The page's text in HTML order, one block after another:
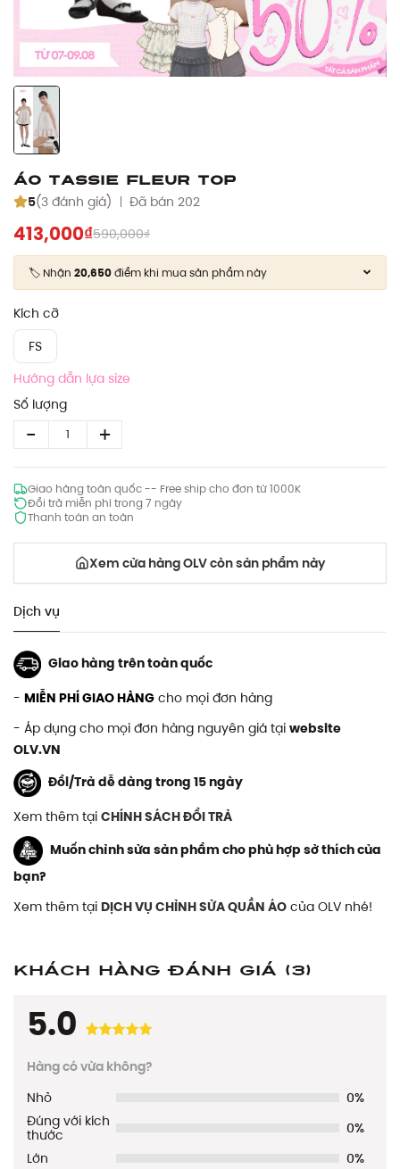
Áo Tassie Fleur Top
5(3 đánh giá) Đã bán 202
413,000₫590,000₫
🏷️ Nhận 20,650điểm khi mua sản phẩm này
Kích cỡ
FS
Hướng dẫn lựa size
Số lượng
Giao hàng toàn quốc -- Free ship cho đơn từ 1000K
Đổi trả miễn phí trong 7 ngày
Thanh toán an toàn
Xem cửa hàng OLV còn sản phẩm này
Dịch vụ
Giao hàng trên toàn quốc
- MIỄN PHÍ GIAO HÀNG cho mọi đơn hàng
- Áp dụng cho mọi đơn hàng nguyên giá tại website
OLV.VN
Đổi/Trả dễ dàng trong 15 ngày
Xem thêm tại CHÍNH SÁCH ĐỔI TRẢ
Muốn chỉnh sửa sản phẩm cho phù hợp sở thích của
bạn?
Xem thêm tại DỊCH VỤ CHỈNH SỬA QUẦN ÁO của OLV nhé!
Khách hàng đánh giá (3)
5.0
Hàng có vừa không?
Nhỏ
0%
Đúng với kích
thước
0%
Lớn
0%